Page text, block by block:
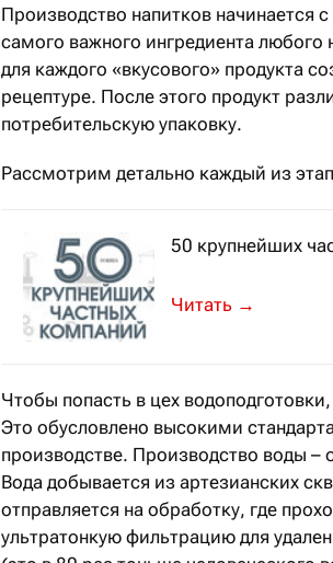
Производство напитков начинается
самого важного ингредиента
для каждого «вкусового» продукта
рецептуре. После этого продукт
потребительскую упаковку.
Рассмотрим детально каждый из
50 крупнейших
Выручка топ-50
→
Чтобы попасть в цех
Это обусловлено высокими
производстве. Производство воды –
Вода добывается из артезианских
отправляется на обработку, где
ультратонкую фильтрацию для